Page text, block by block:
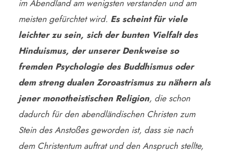
im Abendland am wenigsten verstanden und am
meisten gefürchtet wird. Es scheint für viele
leichter zu sein, sich der bunten Vielfalt des
Hinduismus, der unserer Denkweise so
fremden Psychologie des Buddhismus oder
dem streng dualen Zoroastrismus zu nähern als
jener monotheistischen Religion, die schon
dadurch für den abendländischen Christen zum
Stein des Anstoßes geworden ist, dass sie nach
dem Christentum auftrat und den Anspruch stellte,